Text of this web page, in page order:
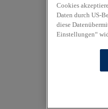
Cookies
Daten durch US-
diese
Einstellungen“